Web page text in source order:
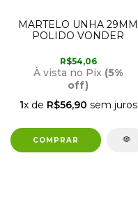
MARTELO UNHA 29MM
POLIDO VONDER
R$54,06
À vista no Pix (5%
off)
1x de R$56,90 sem juros